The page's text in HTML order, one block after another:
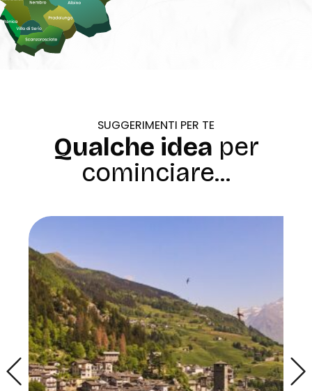
SUGGERIMENTI PER TE
Qualche idea per
cominciare...